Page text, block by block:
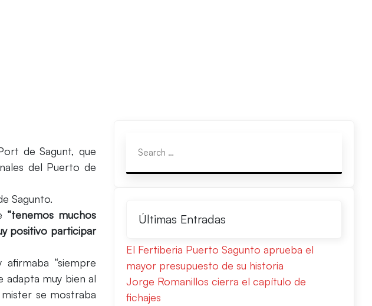
de Sagunt, que
del Puerto de
Sagunto.
“tenemos muchos
positivo participar
“siempre
adapta muy bien al
se mostraba
Últimas Entradas
El Fertiberia Puerto Sagunto aprueba el
mayor presupuesto de su historia
Jorge Romanillos cierra el capítulo de
fichajes